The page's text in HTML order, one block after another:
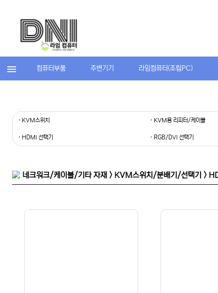
컴퓨터부품 주변기기 라임컴퓨터(조립PC)
· KVM스위치 · KVM용 리피터/케이블
· HDMI 선택기 · RGB/DVI 선택기
네크워크/케이블/기타 자재 > KVM스위치/분배기/선택기 >